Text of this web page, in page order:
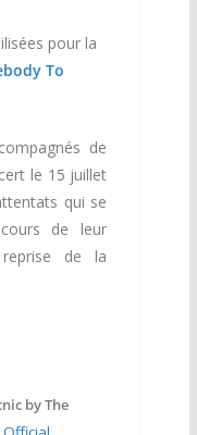
pour la
To
de
le 15 juillet
qui se
de leur
de la
by The